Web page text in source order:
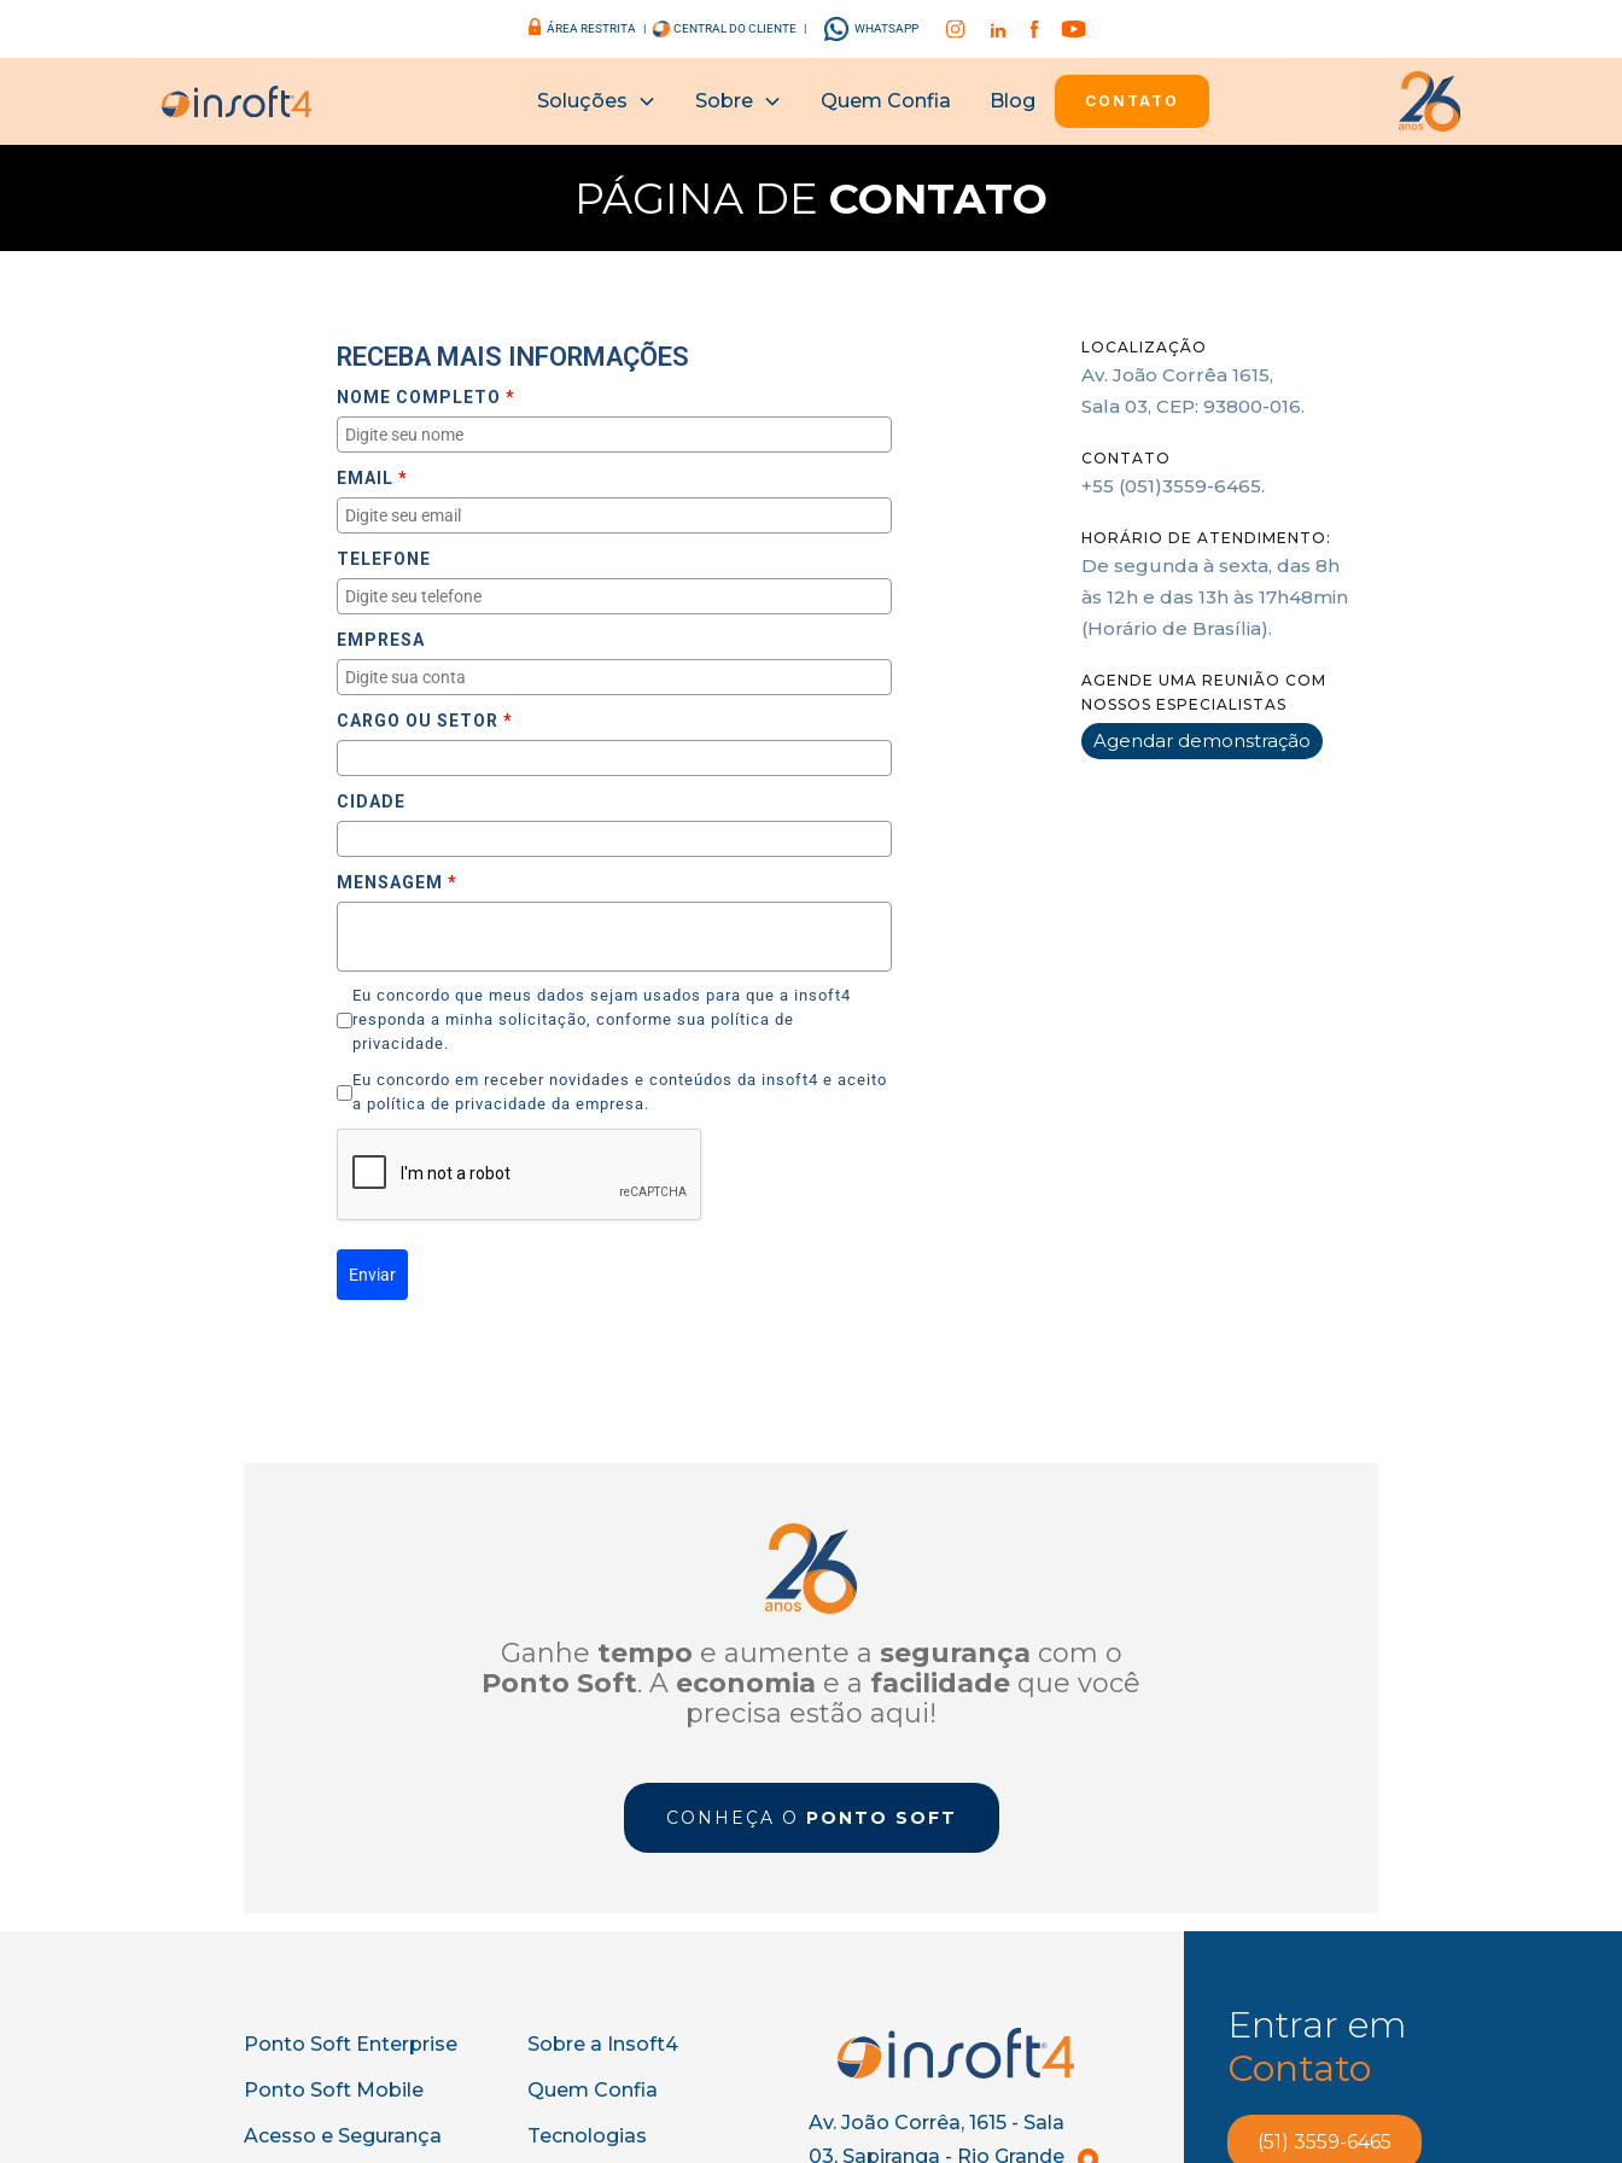
ÁREA RESTRITA | CENTRAL DO CLIENTE | WHATSAPP
Soluções Sobre Quem Confia Blog CONTATO
PÁGINA DE CONTATO
RECEBA MAIS INFORMAÇÕES
NOME COMPLETO *
EMAIL *
TELEFONE
EMPRESA
CARGO OU SETOR *
CIDADE
MENSAGEM *
eu concordo que meus dados sejam usados para que a insoft4
responda a minha solicitação, conforme sua política de
privacidade.
eu concordo em receber novidades e conteúdos da insoft4 e aceito
a política de privacidade da empresa.
Enviar
LOCALIZAÇÃO
Av. João Corrêa 1615,
Sala 03, CEP: 93800-016.
CONTATO
+55 (051)3559-6465.
HORÁRIO DE ATENDIMENTO:
De segunda à sexta, das 8h
às 12h e das 13h às 17h48min
(Horário de Brasília).
AGENDE UMA REUNIÃO COM
NOSSOS ESPECIALISTAS
Agendar demonstração
Ganhe tempo e aumente a segurança com o
Ponto Soft. A economia e a facilidade que você
precisa estão aqui!
CONHEÇA O PONTO SOFT
Ponto Soft Enterprise
Ponto Soft Mobile
Acesso e Segurança
Sobre a Insoft4
Quem Confia
Tecnologias
Av. João Corrêa, 1615 - Sala
03, Sapiranga - Rio Grande
Entrar em
Contato
(51) 3559-6465